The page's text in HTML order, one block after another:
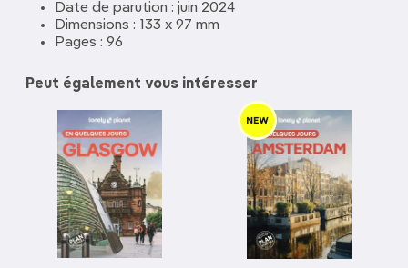
Date de parution : juin 2024
Dimensions : 133 x 97 mm
Pages : 96
Peut également vous intéresser